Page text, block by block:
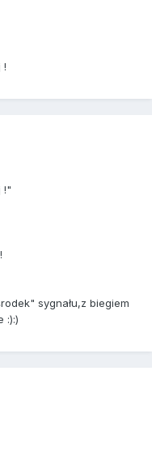
!
!"
sygnału,z biegiem
:):)